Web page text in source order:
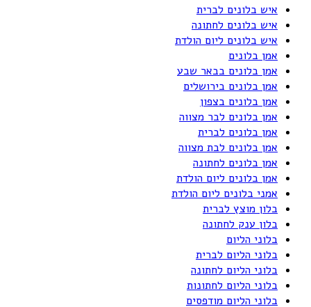
איש בלונים לברית
איש בלונים לחתונה
איש בלונים ליום הולדת
אמן בלונים
אמן בלונים בבאר שבע
אמן בלונים בירושלים
אמן בלונים בצפון
אמן בלונים לבר מצווה
אמן בלונים לברית
אמן בלונים לבת מצווה
אמן בלונים לחתונה
אמן בלונים ליום הולדת
אמני בלונים ליום הולדת
בלון מוצץ לברית
בלון ענק לחתונה
בלוני הליום
בלוני הליום לברית
בלוני הליום לחתונה
בלוני הליום לחתונות
בלוני הליום מודפסים